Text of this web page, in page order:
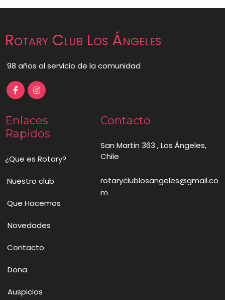
Rotary Club Los Ángeles
98 años al servicio de la comunidad
Enlaces
Rapidos
¿Que es Rotary?
Nuestro club
Que Hacemos
Novedades
Contacto
Dona
Auspicios
Contacto
San Martin 363 , Los Ángeles,
Chile
rotaryclublosangeles@gmail.co
m